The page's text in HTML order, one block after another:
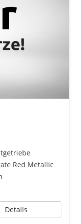
Red Metallic
Details